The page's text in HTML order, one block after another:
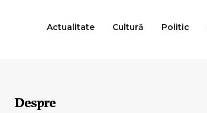
Actualitate Cultură Politic
Despre